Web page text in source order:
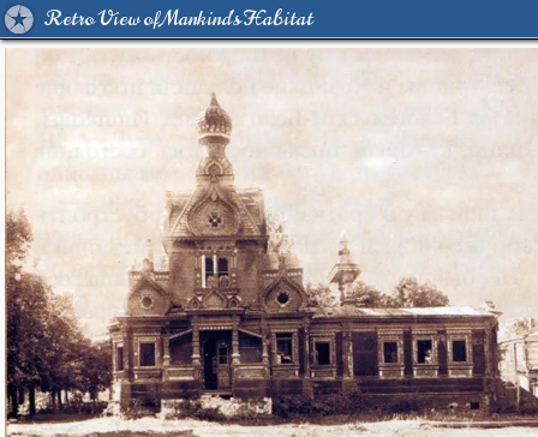
Retro View of Mankind's Habitat